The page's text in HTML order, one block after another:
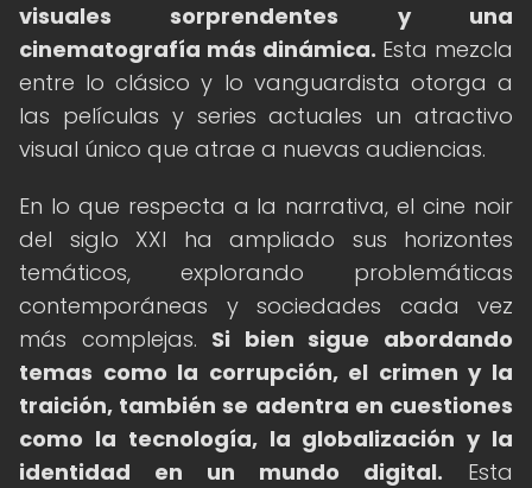
visuales sorprendentes y una
cinematografía más dinámica. Esta mezcla
entre lo clásico y lo vanguardista otorga a
las películas y series actuales un atractivo
visual único que atrae a nuevas audiencias.
En lo que respecta a la narrativa, el cine noir
del siglo XXI ha ampliado sus horizontes
temáticos, explorando problemáticas
contemporáneas y sociedades cada vez
más complejas. Si bien sigue abordando
temas como la corrupción, el crimen y la
traición, también se adentra en cuestiones
como la tecnología, la globalización y la
identidad en un mundo digital. Esta